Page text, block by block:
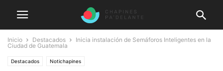
Inicio Destacados
Inicia instalación de Semáforos Inteligentes en la
Ciudad de Guatemala
Destacados Notichapines